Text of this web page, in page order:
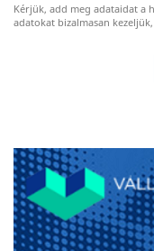
Kérjük, add meg adataidat
adatokat bizalmasan